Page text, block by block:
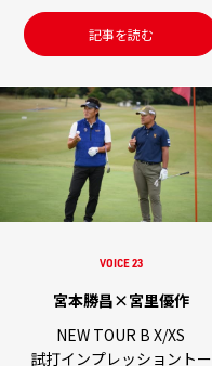
記事を読む
VOICE 23
宮本勝昌×宮里優作
NEW TOUR B X/XS
試打インプレッショントー